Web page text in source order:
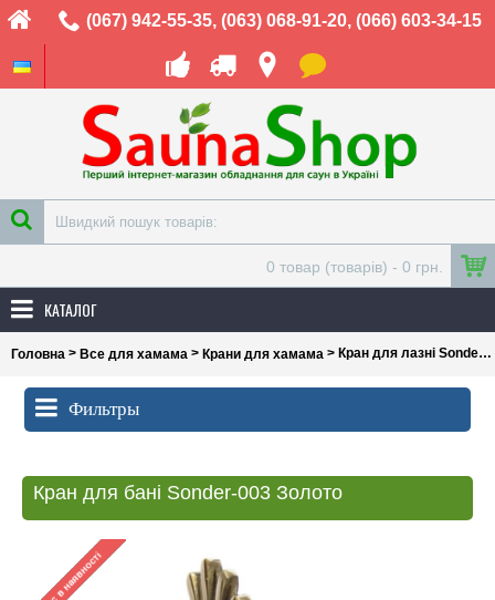
(067) 942-55-35, (063) 068-91-20, (066) 603-34-15
0 товар (товарів) - 0 грн.
КАТАЛОГ
Головна > Все для хамама > Крани для хамама > Кран для лазні Sonder-003 Золото
Фильтры
Кран для бані Sonder-003 Золото